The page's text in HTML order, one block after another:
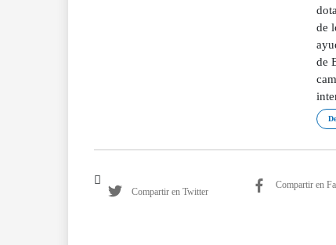
de
de
Compartir en Twitter
Compartir en